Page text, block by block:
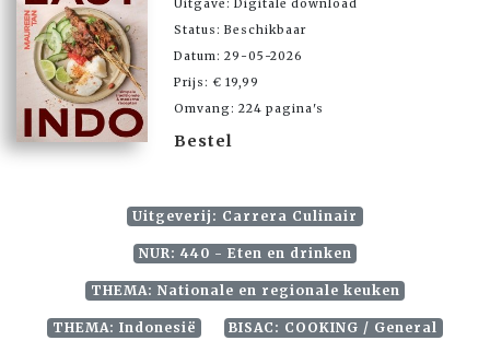
Uitgave: Digitale download
Status: Beschikbaar
Datum: 29-05-2026
Prijs: € 19,99
Omvang: 224 pagina's
Bestel
Uitgeverij: Carrera Culinair
NUR: 440 - Eten en drinken
THEMA: Nationale en regionale keuken
THEMA: Indonesië BISAC: COOKING / General